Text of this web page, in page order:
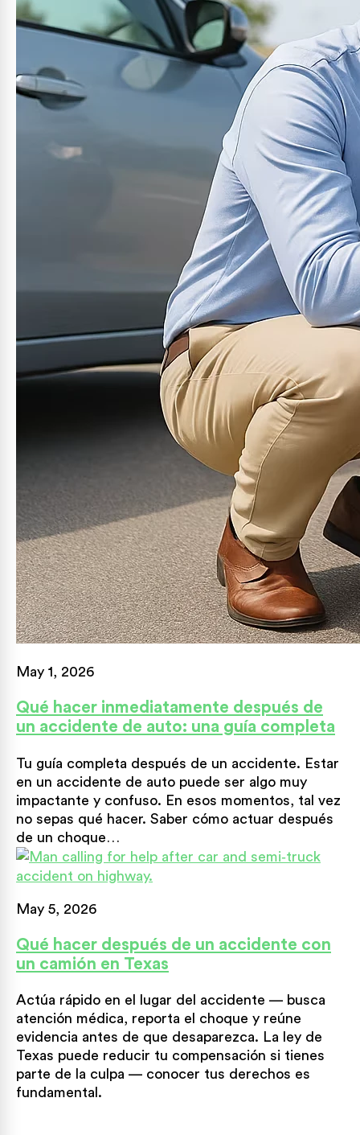
May 1, 2026
Qué hacer inmediatamente después de
un accidente de auto: una guía completa
Tu guía completa después de un accidente. Estar
en un accidente de auto puede ser algo muy
impactante y confuso. En esos momentos, tal vez
no sepas qué hacer. Saber cómo actuar después
de un choque…
May 5, 2026
Qué hacer después de un accidente con
un camión en Texas
Actúa rápido en el lugar del accidente — busca
atención médica, reporta el choque y reúne
evidencia antes de que desaparezca. La ley de
Texas puede reducir tu compensación si tienes
parte de la culpa — conocer tus derechos es
fundamental.